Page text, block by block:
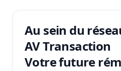
Au sein du
AV Transaction
Votre future